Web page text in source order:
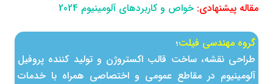
مقاله پیشنهادی: خواص و کاربردهای آلومینیوم 2024
گروه مهندسی فیلت؛
طراحی نقشه، ساخت قالب اكستروژن و تولید كننده پروفیل
آلومینیوم در مقاطع عمومی و اختصاصی همراه با خدمات